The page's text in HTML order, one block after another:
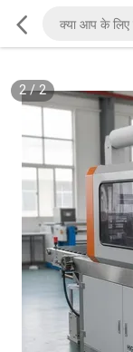
2/2